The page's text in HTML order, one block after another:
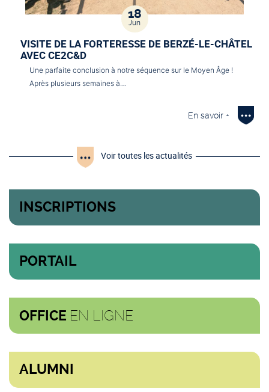
18
Jun
VISITE DE LA FORTERESSE DE BERZÉ-LE-CHÂTEL
AVEC CE2C&D
Une parfaite conclusion à notre séquence sur le Moyen Âge !
Après plusieurs semaines à…
En savoir +
Voir toutes les actualités
INSCRIPTIONS
PORTAIL
OFFICE EN LIGNE
ALUMNI